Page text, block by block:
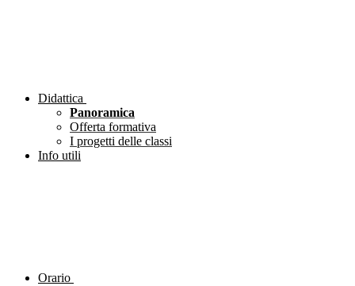
Didattica
Panoramica
Offerta formativa
I progetti delle classi
Info utili
Orario